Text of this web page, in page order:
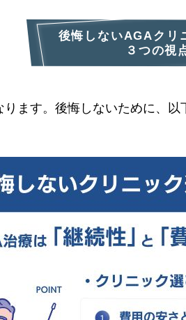
後悔しないAGAクリ
３つの視
ます。後悔しないために、以